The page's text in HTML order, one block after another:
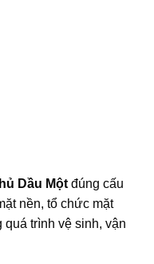
Dầu Một đúng cấu
nền, tổ chức mặt
quá trình vệ sinh, vận